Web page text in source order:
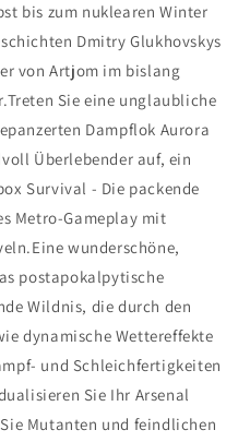
bis zum nuklearen Winter
Dmitry Glukhovskys
von Artjom im bislang
Sie eine unglaubliche
Dampflok Aurora
Überlebender auf, ein
Survival - Die packende
Metro-Gameplay mit
wunderschöne,
postapokalpytische
Wildnis, die durch den
dynamische Wettereffekte
und Schleichfertigkeiten
Sie Ihr Arsenal
Mutanten und feindlichen